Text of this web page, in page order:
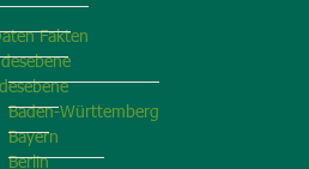
Fakten
Baden-Württemberg
Bayern
Berlin